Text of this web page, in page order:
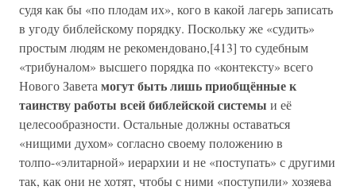
судя как бы «по плодам их», кого в какой лагерь записать
в угоду библейскому порядку. Поскольку же «судить»
простым людям не рекомендовано,[413] то судебным
«трибуналом» высшего порядка по «контексту» всего
Нового Завета могут быть лишь приобщённые к
таинству работы всей библейской системы и её
целесообразности. Остальные должны оставаться
«нищими духом» согласно своему положению в
толпо-«элитарной» иерархии и не «поступать» с другими
так, как они не хотят, чтобы с ними «поступили» хозяева